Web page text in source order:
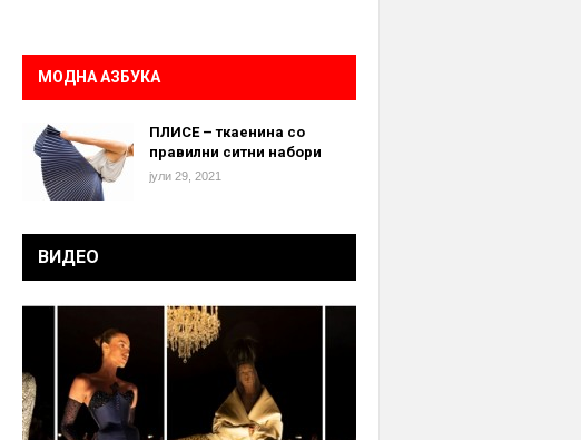
МОДНА АЗБУКА
ПЛИСЕ – ткаенина со
правилни ситни набори
јули 29, 2021
ВИДЕО